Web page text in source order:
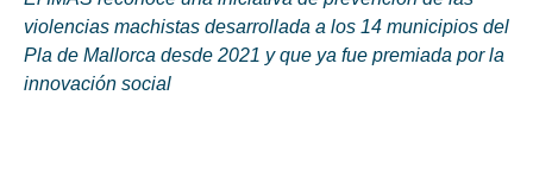
violencias machistas desarrollada a los 14 municipios del
Pla de Mallorca desde 2021 y que ya fue premiada por la
innovación social